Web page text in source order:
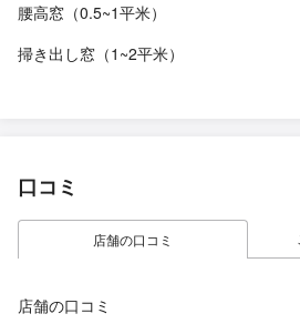
腰高窓（0.5~1平米）
掃き出し窓（1~2平米）
口コミ
店舗の口コミ
店舗の口コミ